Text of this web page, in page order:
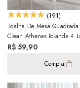
(191)
Toalha De Mesa
Clean Athenas Iolanda 4
1,40m X 1,40m
R$ 59,90
Comprar